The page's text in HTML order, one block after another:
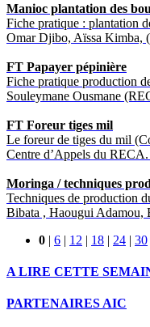
Manioc plantation des
Fiche pratique : plantation
Omar Djibo, Aïssa Kimba,
FT Papayer pépinière
Fiche pratique production
Souleymane Ousmane
FT Foreur tiges mil
Le foreur de tiges du mil
Centre d’Appels du
Moringa / techniques
Techniques de production
Bibata , Haougui Adamou,
0 | 6 | 12 | 18 | 24 | 30
A LIRE CETTE
PARTENAIRES AIC